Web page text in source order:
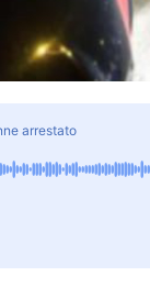
arrestato